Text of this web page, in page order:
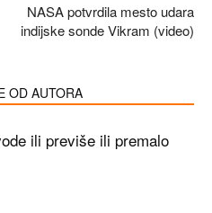
NASA potvrdila mesto udara
indijske sonde Vikram (video)
OD AUTORA
ili previše ili premalo